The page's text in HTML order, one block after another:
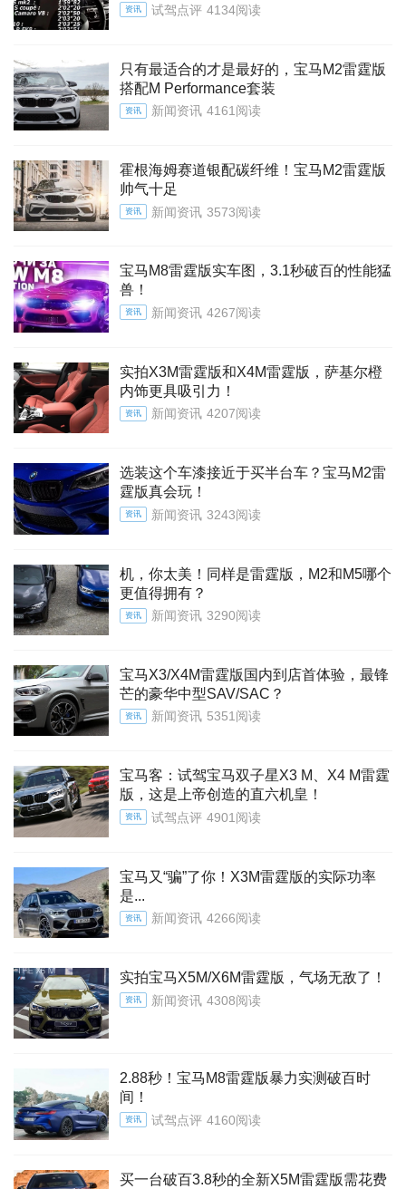
资讯 试驾点评 4134阅读
只有最适合的才是最好的，宝马M2雷霆版
搭配M Performance套装
资讯 新闻资讯 4161阅读
霍根海姆赛道银配碳纤维！宝马M2雷霆版
帅气十足
资讯 新闻资讯 3573阅读
宝马M8雷霆版实车图，3.1秒破百的性能猛
兽！
资讯 新闻资讯 4267阅读
实拍X3M雷霆版和X4M雷霆版，萨基尔橙
内饰更具吸引力！
资讯 新闻资讯 4207阅读
选装这个车漆接近于买半台车？宝马M2雷
霆版真会玩！
资讯 新闻资讯 3243阅读
机，你太美！同样是雷霆版，M2和M5哪个
更值得拥有？
资讯 新闻资讯 3290阅读
宝马X3/X4M雷霆版国内到店首体验，最锋
芒的豪华中型SAV/SAC？
资讯 新闻资讯 5351阅读
宝马客：试驾宝马双子星X3 M、X4 M雷霆
版，这是上帝创造的直六机皇！
资讯 试驾点评 4901阅读
宝马又“骗”了你！X3M雷霆版的实际功率
是...
资讯 新闻资讯 4266阅读
实拍宝马X5M/X6M雷霆版，气场无敌了！
资讯 新闻资讯 4308阅读
2.88秒！宝马M8雷霆版暴力实测破百时
间！
资讯 试驾点评 4160阅读
买一台破百3.8秒的全新X5M雷霆版需花费